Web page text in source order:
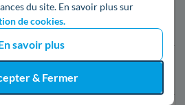
du site. En savoir plus sur
de cookies.
savoir plus
& Fermer
30 minutes
10 jours
ouvrés